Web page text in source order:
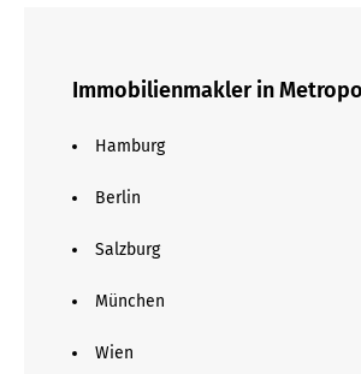
Immobilienmakler in
Hamburg
Berlin
Salzburg
München
Wien